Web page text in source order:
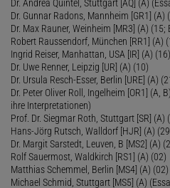
Dr. Andrea Quintel, Stuttgart [AQ] (A)
Dr. Gunnar Radons, Mannheim [GR1] (A)
Dr. Max Rauner, Weinheim [MR3] (A)
Robert Raussendorf, München [RR1] (A)
Ingrid Reiser, Manhattan, USA [IR] (A) (16)
Dr. Uwe Renner, Leipzig [UR] (A) (10)
Dr. Ursula Resch-Esser, Berlin [URE] (A)
Dr. Peter Oliver Roll, Ingelheim [OR1] (A,
ihre Interpretationen)
Prof. Dr. Siegmar Roth, Stuttgart [SR] (A)
Hans-Jörg Rutsch, Walldorf [HJR] (A)
Dr. Margit Sarstedt, Leuven, B [MS2] (A)
Rolf Sauermost, Waldkirch [RS1] (A) (02)
Matthias Schemmel, Berlin [MS4] (A) (02)
Michael Schmid, Stuttgart [MS5] (A)